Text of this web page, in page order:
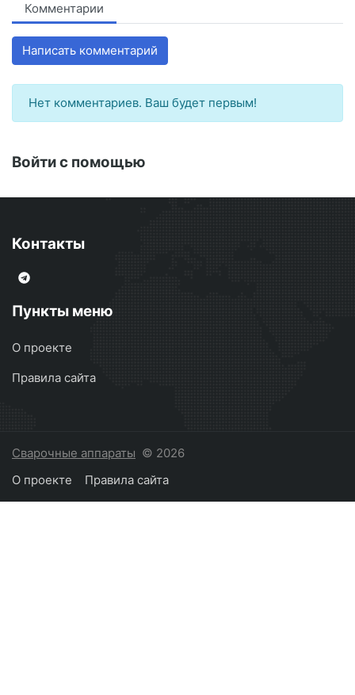
Комментарии
Написать комментарий
Нет комментариев. Ваш будет первым!
Войти с помощью
Контакты
Пункты меню
О проекте
Правила сайта
Сварочные аппараты © 2026
О проекте
Правила сайта